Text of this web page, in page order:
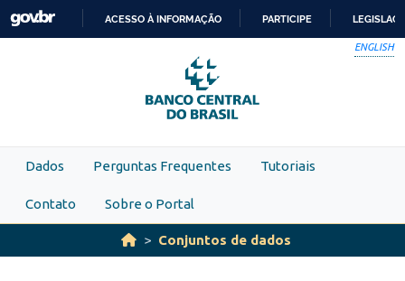
Skip to main content
PARA
O
CONTEÚDO
ACESSO À INFORMAÇÃO PARTICIPE
ENGLISH
Dados Perguntas Frequentes Tutoriais
Contato Sobre o Portal
Conjuntos de dados